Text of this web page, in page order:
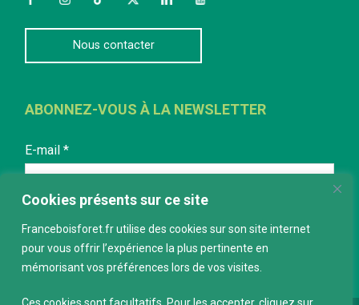
Cookies présents sur ce site
Franceboisforet.fr utilise des cookies sur son site internet
pour vous offrir l’expérience la plus pertinente en
mémorisant vos préférences lors de vos visites.
Nous contacter
ABONNEZ-VOUS À LA NEWSLETTER
E-mail *